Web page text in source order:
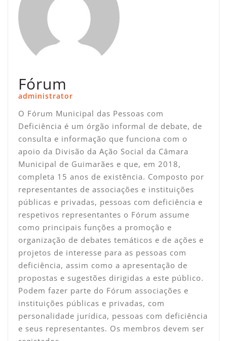
Fórum
administrator
O Fórum Municipal das Pessoas com
Deficiência é um órgão informal de debate, de
consulta e informação que funciona com o
apoio da Divisão da Ação Social da Câmara
Municipal de Guimarães e que, em 2018,
completa 15 anos de existência. Composto por
representantes de associações e instituições
públicas e privadas, pessoas com deficiência e
respetivos representantes o Fórum assume
como principais funções a promoção e
organização de debates temáticos e de ações e
projetos de interesse para as pessoas com
deficiência, assim como a apresentação de
propostas e sugestões dirigidas a este público.
Podem fazer parte do Fórum associações e
instituições públicas e privadas, com
personalidade jurídica, pessoas com deficiência
e seus representantes. Os membros devem ser